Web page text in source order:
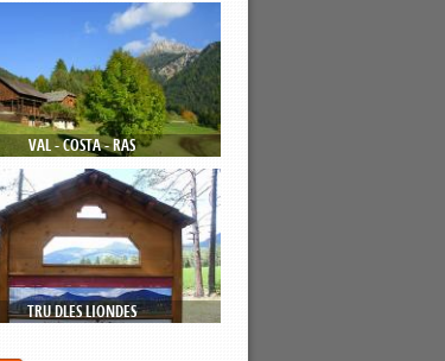
VAL - COSTA - RAS
TRU DLES LIONDES